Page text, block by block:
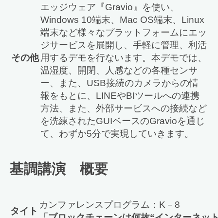
その他
エッジウェア『Gravio』を使い、
Windows 10端末、Mac OS端末、Linux
端末など様々なプラットフォームにエッ
ジサービスを展開し、手軽に管理、利活
用するデモを行ないます。本デモでは、
温湿度、開閉、人感などの各種センサ
ー、また、USB接続のカメラからの情
報をもとに、LINEやBIツールへの連携
方法、また、外部サービスへの接続など
を洗練されたGUIベースのGravioを通じ
て、わずか5分で実現していきます。
基調講演 概要
タイト
カンファレンスプログラム：K－8